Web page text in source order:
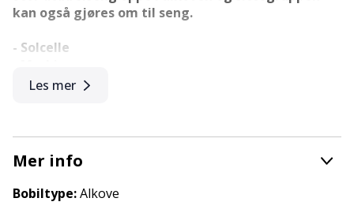
kan også gjøres om til seng.
- Solcelle
- Sykkelstativ
- Byttet bodelsbatteri 24.03.2025
- Byttet dieselfilter 24.03.2025
Vi kan tilby finansiering om ønskelig.
Les mer
Mer info
Bobiltype:Alkove